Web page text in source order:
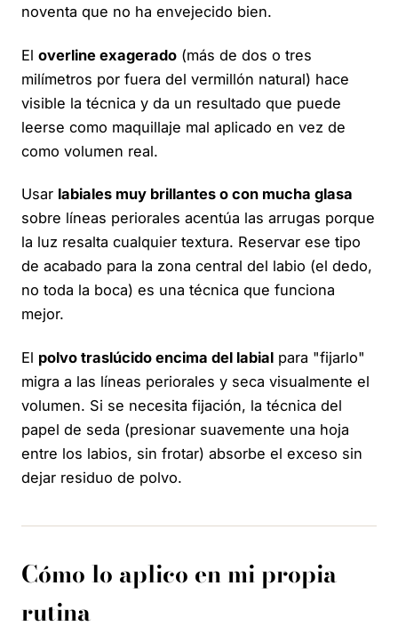
noventa que no ha envejecido bien.
El overline exagerado (más de dos o tres
milímetros por fuera del vermillón natural) hace
visible la técnica y da un resultado que puede
leerse como maquillaje mal aplicado en vez de
como volumen real.
Usar labiales muy brillantes o con mucha glasa
sobre líneas periorales acentúa las arrugas porque
la luz resalta cualquier textura. Reservar ese tipo
de acabado para la zona central del labio (el dedo,
no toda la boca) es una técnica que funciona
mejor.
El polvo traslúcido encima del labial para "fijarlo"
migra a las líneas periorales y seca visualmente el
volumen. Si se necesita fijación, la técnica del
papel de seda (presionar suavemente una hoja
entre los labios, sin frotar) absorbe el exceso sin
dejar residuo de polvo.
Cómo lo aplico en mi propia
rutina